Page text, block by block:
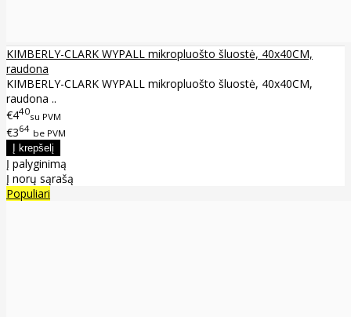
KIMBERLY-CLARK WYPALL mikropluošto šluostė, 40x40CM,
raudona
KIMBERLY-CLARK WYPALL mikropluošto šluostė, 40x40CM,
raudona ..
€440su PVM
€364 be PVM
Į palyginimą
Į norų sąrašą
Populiari